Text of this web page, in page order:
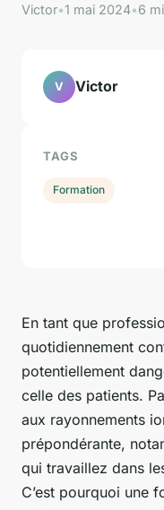
Victor•1 mai 2024•6
En tant que
quotidiennement
potentiellement
celle des patients.
aux rayonnements
prépondérante,
qui travaillez dans
C’est pourquoi une
V Victor
TAGS
Formation